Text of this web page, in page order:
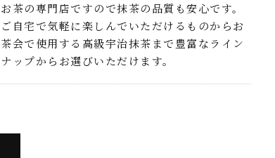
お茶の専門店ですので抹茶の品質も安心です。
ご自宅で気軽に楽しんでいただけるものからお
茶会で使用する高級宇治抹茶まで豊富なライン
ナップからお選びいただけます。